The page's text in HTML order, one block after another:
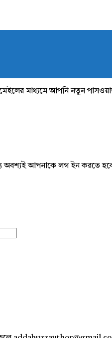
মাধ্যমে আপনি নতুন
অবশ্যই আপনাকে লগ ইন করতে